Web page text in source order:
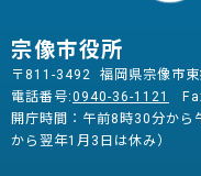
宗像市役所
〒811-3492 福岡県宗像市
電話番号:0940-36-1121
開庁時間：午前8時30分か
から翌年1月3日は休み）